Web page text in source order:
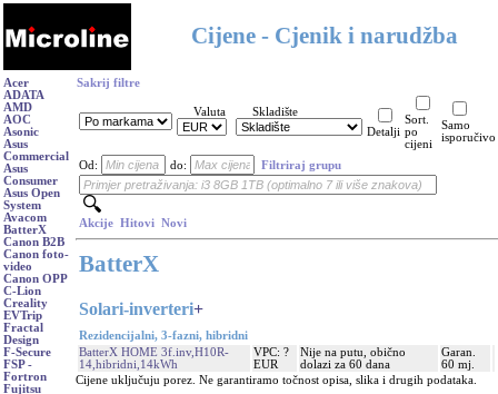
Cijene - Cjenik i narudžba
Acer
ADATA
AMD
AOC
Asonic
Asus
Commercial
Asus
Consumer
Asus Open
System
Avacom
BatterX
Canon B2B
Canon foto-
video
Canon OPP
C-Lion
Creality
EVTrip
Fractal
Design
F-Secure
FSP -
Fortron
Fujitsu
Sakrij filtre
Valuta
Skladište
Detalji
Sort.
po
cijeni
Samo
isporučivo
Od: do: Filtriraj grupu
Akcije Hitovi Novi
BatterX
Solari-inverteri+
Rezidencijalni, 3-fazni, hibridni
BatterX HOME 3f.inv,H10R-
14,hibridni,14kWh
VPC: ?
EUR
Nije na putu, obično
dolazi za 60 dana
Garan.
60 mj.
Cijene uključuju porez. Ne garantiramo točnost opisa, slika i drugih podataka.